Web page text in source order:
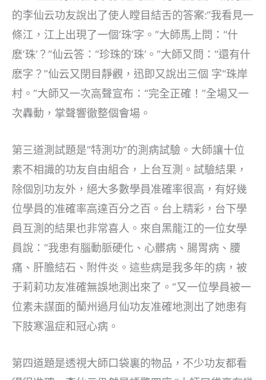
的李仙云功友說出了使人瞠目結舌的答案:“我看見一
條江，江上出現了一個‘珠’字。”大師馬上問：“什
麽‘珠’？”仙云答：“珍珠的‘珠’。”大師又問：“還有什
麽字？”仙云又閉目靜觀，迅即又說出三個 字“珠岸
村。”大師又一次高聲宣布：“完全正確！”全場又一
次轟動，掌聲響徹整個會場。
第三道測試題是“特測功”的測病試驗。大師讓十位
素不相識的功友自由組合，上台互測。試驗結果，
除個別功友外，絕大多數學員准確率很高，有好幾
位學員的准確率高達百分之百。台上精彩，台下學
員互測的結果也非常喜人。來自黑龍江的一位女學
員說：“我患有腦動脈硬化、心髒病、腸胃病、腰
痛、肝膽結石、附件炎。這些病是我多年的病，被
于莉莉功友准確無誤地測出來了。”又一位學員被一
位素未謀面的蘭州過月仙功友准確地測出了她患有
下肢寒溫症和冠心病。
第四道題是透視大師口袋裏的物品，不少功友都看